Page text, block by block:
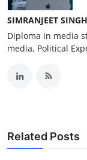
SIMRANJEET SINGH
Diploma in media
media, Political
Related Posts